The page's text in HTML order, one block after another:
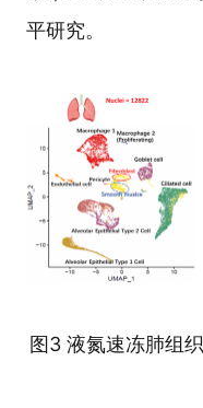
平研究。
图3 液氮速冻肺组